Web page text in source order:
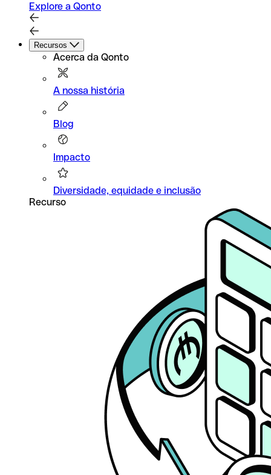
Explore a Qonto
Recursos
Acerca da Qonto
A nossa história
Blog
Impacto
Diversidade, equidade e inclusão
Recurso